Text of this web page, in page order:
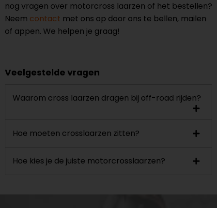
nog vragen over motorcross laarzen of het bestellen?
Neem contact met ons op door ons te bellen, mailen
of appen. We helpen je graag!
Veelgestelde vragen
Waarom cross laarzen dragen bij off-road rijden?
Hoe moeten crosslaarzen zitten?
Hoe kies je de juiste motorcrosslaarzen?